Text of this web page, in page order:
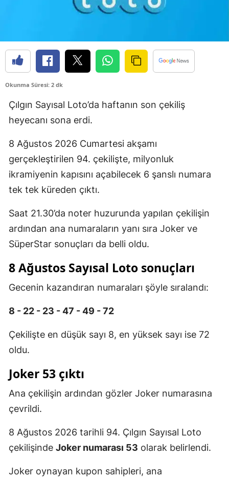
Okunma Süresi: 2 dk
Çılgın Sayısal Loto’da haftanın son çekiliş
heyecanı sona erdi.
8 Ağustos 2026 Cumartesi akşamı
gerçekleştirilen 94. çekilişte, milyonluk
ikramiyenin kapısını açabilecek 6 şanslı numara
tek tek küreden çıktı.
Saat 21.30’da noter huzurunda yapılan çekilişin
ardından ana numaraların yanı sıra Joker ve
SüperStar sonuçları da belli oldu.
8 Ağustos Sayısal Loto sonuçları
Gecenin kazandıran numaraları şöyle sıralandı:
8 - 22 - 23 - 47 - 49 - 72
Çekilişte en düşük sayı 8, en yüksek sayı ise 72
oldu.
Joker 53 çıktı
Ana çekilişin ardından gözler Joker numarasına
çevrildi.
8 Ağustos 2026 tarihli 94. Çılgın Sayısal Loto
çekilişinde Joker numarası 53 olarak belirlendi.
Joker oynayan kupon sahipleri, ana